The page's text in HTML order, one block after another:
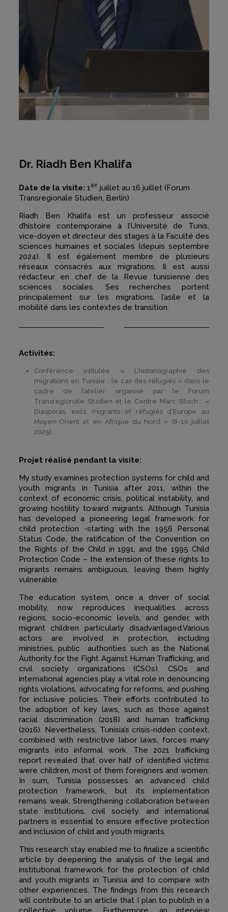
Dr. Riadh Ben Khalifa
Date de la visite: 1er juillet au 16 juillet (Forum
Transregionale Studien, Berlin)
Riadh Ben Khalifa est un professeur associé
d’histoire contemporaine à l’Université de Tunis,
vice-doyen et directeur des stages à la Faculté des
sciences humaines et sociales (depuis septembre
2024). Il est également membre de plusieurs
réseaux consacrés aux migrations. Il est aussi
rédacteur en chef de la Revue tunisienne des
sciences sociales. Ses recherches portent
principalement sur les migrations, l’asile et la
mobilité dans les contextes de transition.
Activités:
Conférence intitulée « L’historiographie des
migrations en Tunisie : le cas des réfugiés » dans le
cadre de l’atelier organisé par le Forum
Transregionale Studien et le Centre Marc Bloch : «
Diasporas, exils, migrants et réfugiés d’Europe au
Moyen-Orient et en Afrique du Nord » (8-10 juillet
2025).
Projet réalisé pendant la visite:
My study examines protection systems for child and
youth migrants in Tunisia after 2011, within the
context of economic crisis, political instability, and
growing hostility toward migrants. Although Tunisia
has developed a pioneering legal framework for
child protection -starting with the 1956 Personal
Status Code, the ratification of the Convention on
the Rights of the Child in 1991, and the 1995 Child
Protection Code – the extension of these rights to
migrants remains ambiguous, leaving them highly
vulnerable.
The education system, once a driver of social
mobility, now reproduces inequalities across
regions, socio-economic levels, and gender, with
migrant children particularly disadvantaged.Various
actors are involved in protection, including
ministries, public authorities such as the National
Authority for the Fight Against Human Trafficking, and
civil society organizations (CSOs). CSOs and
international agencies play a vital role in denouncing
rights violations, advocating for reforms, and pushing
for inclusive policies. Their efforts contributed to
the adoption of key laws, such as those against
racial discrimination (2018) and human trafficking
(2016). Nevertheless, Tunisia’s crisis-ridden context,
combined with restrictive labor laws, forces many
migrants into informal work. The 2021 trafficking
report revealed that over half of identified victims
were children, most of them foreigners and women.
In sum, Tunisia possesses an advanced child
protection framework, but its implementation
remains weak. Strengthening collaboration between
state institutions, civil society, and international
partners is essential to ensure effective protection
and inclusion of child and youth migrants.
This research stay enabled me to finalize a scientific
article by deepening the analysis of the legal and
institutional framework for the protection of child
and youth migrants in Tunisia and to compare with
other experiences. The findings from this research
will contribute to an article that I plan to publish in a